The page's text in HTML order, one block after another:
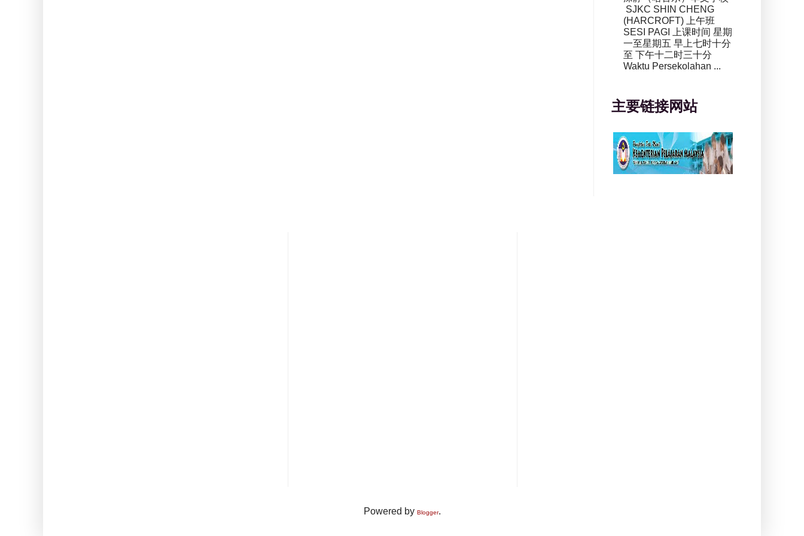
SJKC SHIN CHENG
(HARCROFT) 上午班
SESI PAGI 上课时间 星期
一至星期五 早上七时十分
至 下午十二时三十分
Waktu Persekolahan ...
主要链接网站
Powered by Blogger.